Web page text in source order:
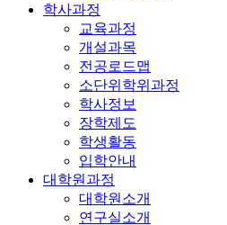
학사과정
교육과정
개설과목
전공로드맵
소단위학위과정
학사정보
장학제도
학생활동
입학안내
대학원과정
대학원소개
연구실소개